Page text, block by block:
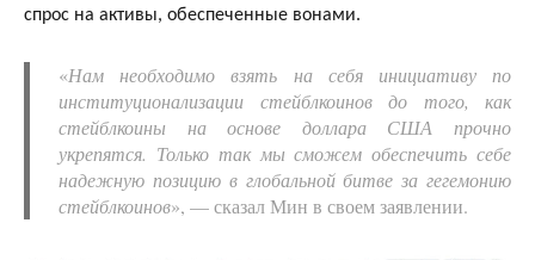
спрос на активы, обеспеченные вонами.
«Нам необходимо взять на себя инициативу по
институционализации стейблкоинов до того, как
стейблкоины на основе доллара США прочно
укрепятся. Только так мы сможем обеспечить себе
надежную позицию в глобальной битве за гегемонию
стейблкоинов», — сказал Мин в своем заявлении.